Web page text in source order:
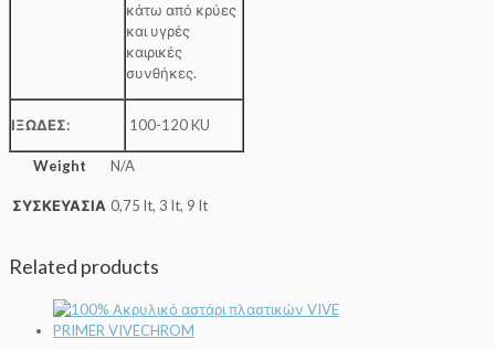
κάτω από κρύες
και υγρές
καιρικές
συνθήκες.
ΙΞΩΔΕΣ: 100-120 KU
Weight N/A
ΣΥΣΚΕΥΑΣΙΑ 0,75 lt, 3 lt, 9 lt
Related products